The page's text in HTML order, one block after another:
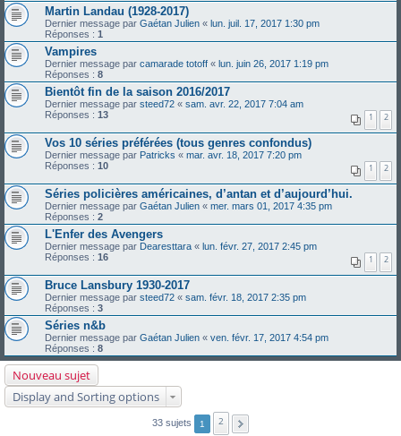
Martin Landau (1928-2017)
Dernier message par Gaétan Julien « lun. juil. 17, 2017 1:30 pm
Réponses : 1
Vampires
Dernier message par camarade totoff « lun. juin 26, 2017 1:19 pm
Réponses : 8
Bientôt fin de la saison 2016/2017
Dernier message par steed72 « sam. avr. 22, 2017 7:04 am
Réponses : 13 1 2
Vos 10 séries préférées (tous genres confondus)
Dernier message par Patricks « mar. avr. 18, 2017 7:20 pm
Réponses : 10 1 2
Séries policières américaines, d’antan et d’aujourd’hui.
Dernier message par Gaétan Julien « mer. mars 01, 2017 4:35 pm
Réponses : 2
L'Enfer des Avengers
Dernier message par Dearesttara « lun. févr. 27, 2017 2:45 pm
Réponses : 16 1 2
Bruce Lansbury 1930-2017
Dernier message par steed72 « sam. févr. 18, 2017 2:35 pm
Réponses : 3
Séries n&b
Dernier message par Gaétan Julien « ven. févr. 17, 2017 4:54 pm
Réponses : 8
Nouveau sujet
Display and Sorting options
33 sujets 1 2